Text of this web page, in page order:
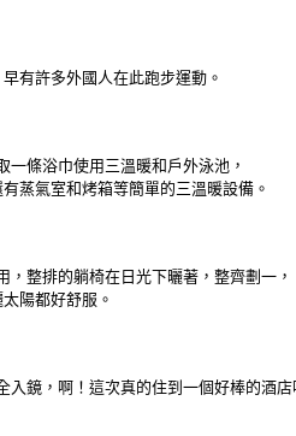
有許多外國人在此跑步運動。
一條浴巾使用三溫暖和戶外泳池，
蒸氣室和烤箱等簡單的三溫暖設備。
整排的躺椅在日光下曬著，整齊劃一，
陽都好舒服。
鏡，啊！這次真的住到一個好棒的酒店